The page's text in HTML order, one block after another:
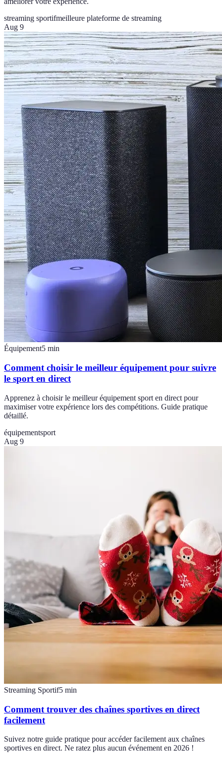
streaming sportifmeilleure plateforme de streaming
Aug 9
Équipement5 min
Comment choisir le meilleur équipement pour suivre
le sport en direct
Apprenez à choisir le meilleur équipement sport en direct pour
maximiser votre expérience lors des compétitions. Guide pratique
détaillé.
équipementsport
Aug 9
Streaming Sportif5 min
Comment trouver des chaînes sportives en direct
facilement
Suivez notre guide pratique pour accéder facilement aux chaînes
sportives en direct. Ne ratez plus aucun événement en 2026 !